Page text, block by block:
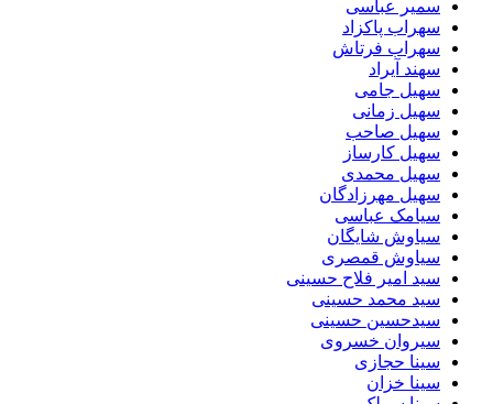
سمیر عباسی
سهراب پاکزاد
سهراب فرتاش
سهند آیراد
سهیل جامی
سهیل زمانی
سهیل صاحب
سهیل کارساز
سهیل محمدی
سهیل مهرزادگان
سیامک عباسی
سیاوش شایگان
سیاوش قمصری
سید امیر فلاح حسینی
سید محمد حسینی
سیدحسین حسینی
سیروان خسروی
سینا حجازی
سینا خزان